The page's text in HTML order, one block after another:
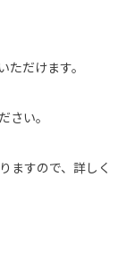
だけます。
い。
ますので、詳しく